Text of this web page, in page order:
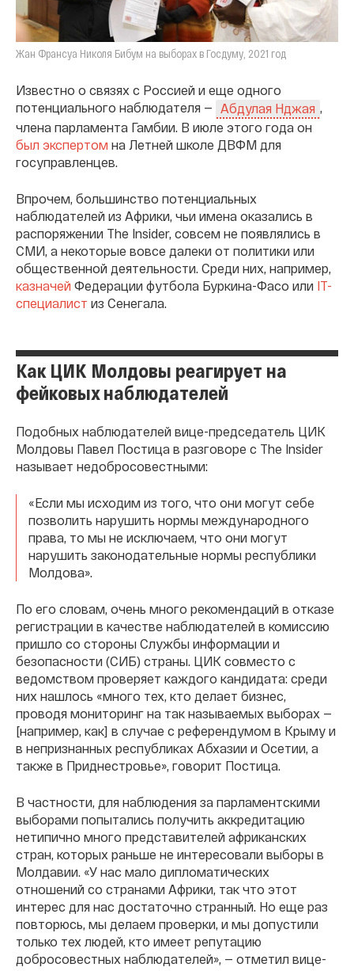
Жан Франсуа Николя Бибум на выборах в Госдуму, 2021 год
Известно о связях с Россией и еще одного
потенциального наблюдателя —
Абдулая Нджая ,
члена парламента Гамбии. В июле этого года он
был экспертом на Летней школе ДВФМ для
госуправленцев.
Впрочем, большинство потенциальных
наблюдателей из Африки, чьи имена оказались в
распоряжении The Insider, совсем не появлялись в
СМИ, а некоторые вовсе далеки от политики или
общественной деятельности. Среди них, например,
казначей Федерации футбола Буркина-Фасо или IT-
специалист из Сенегала.
Как ЦИК Молдовы реагирует на
фейковых наблюдателей
Подобных наблюдателей вице-председатель ЦИК
Молдовы Павел Постица в разговоре с The Insider
называет недобросовестными:
«Если мы исходим из того, что они могут себе
позволить нарушить нормы международного
права, то мы не исключаем, что они могут
нарушить законодательные нормы республики
Молдова».
По его словам, очень много рекомендаций в отказе
регистрации в качестве наблюдателей в комиссию
пришло со стороны Службы информации и
безопасности (СИБ) страны. ЦИК совместо с
ведомством проверяет каждого кандидата: среди
них нашлось «много тех, кто делает бизнес,
проводя мониторинг на так называемых выборах —
[например, как] в случае с референдумом в Крыму и
в непризнанных республиках Абхазии и Осетии, а
также в Приднестровье», говорит Постица.
В частности, для наблюдения за парламентскими
выборами попытались получить аккредитацию
нетипично много представителей африканских
стран, которых раньше не интересовали выборы в
Молдавии. «У нас мало дипломатических
отношений со странами Африки, так что этот
интерес для нас достаточно странный. Но еще раз
повторюсь, мы делаем проверки, и мы допустили
только тех людей, кто имеет репутацию
добросовестных наблюдателей», — отметил вице-